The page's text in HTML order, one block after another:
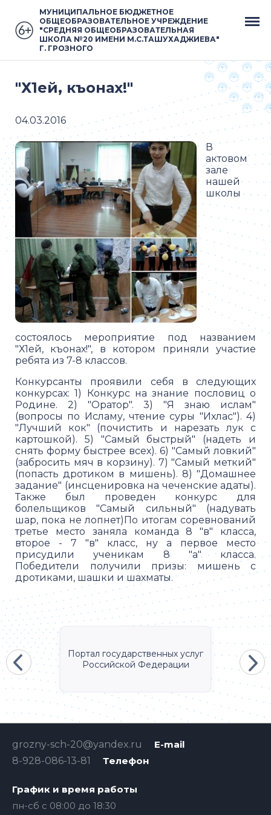
МУНИЦИПАЛЬНОЕ БЮДЖЕТНОЕ
ОБЩЕОБРАЗОВАТЕЛЬНОЕ УЧРЕЖДЕНИЕ
"СРЕДНЯЯ ОБЩЕОБРАЗОВАТЕЛЬНАЯ
ШКОЛА №20 ИМЕНИ М.С.ТАШУХАДЖИЕВА"
Г. ГРОЗНОГО
"Х1ей, къонах!"
04.03.2016
В
актовом
зале
нашей
школы
состоялось мероприятие под названием
"Х1ей, къонах!", в котором приняли участие
ребята из 7-8 классов.
Конкурсанты проявили себя в следующих
конкурсах: 1) Конкурс на знание пословиц о
Родине. 2) "Оратор". 3) "Я знаю ислам"
(вопросы по Исламу, чтение суры "Ихлас"). 4)
"Лучший кок" (почистить и нарезать лук с
картошкой). 5) "Самый быстрый" (надеть и
снять форму быстрее всех). 6) "Самый ловкий"
(забросить мяч в корзину). 7) "Самый меткий"
(попасть дротиком в мишень). 8) "Домашнее
задание" (инсценировка на чеченские адаты).
Также был проведен конкурс для
болельщиков "Самый сильный" (надувать
шар, пока не лопнет)По итогам соревнований
третье место заняла команда 8 "в" класса,
второе - 7 "в" класс, ну а первое место
присудили ученикам 8 "а" класса.
Победители получили призы: мишень с
дротиками, шашки и шахматы.
Портал государственных услуг
Российской Федерации
E-mail
grozny-sch-20@yandex.ru
Телефон
8-928-086-13-81
График и время работы
пн-сб с 08:00 до 18:30